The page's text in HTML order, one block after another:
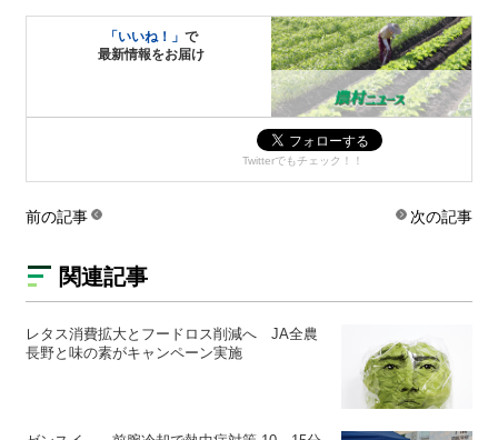
「いいね！」で
最新情報をお届け
Twitterでもチェック！！
前の記事 次の記事
関連記事
レタス消費拡大とフードロス削減へ JA全農
長野と味の素がキャンペーン実施